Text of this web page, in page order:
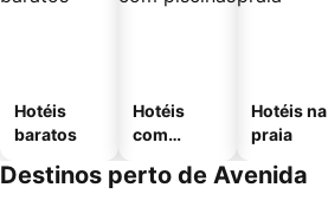
Hotéis
baratos
Hotéis
com
Hotéis na
praia
Destinos perto de Avenida